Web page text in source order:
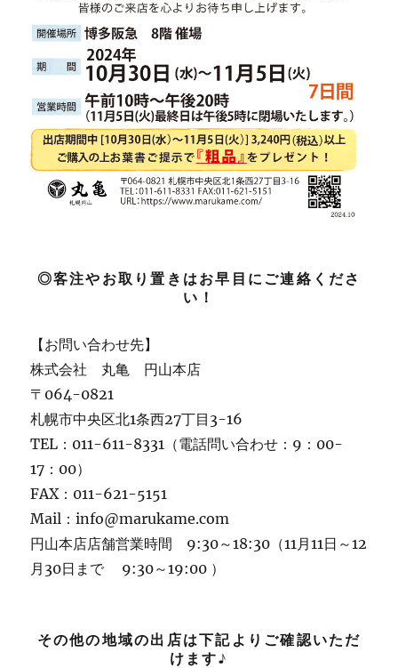
◎客注やお取り置きはお早目にご連絡くださ
い！
【お問い合わせ先】
株式会社 丸亀 円山本店
〒064-0821
札幌市中央区北1条西27丁目3-16
TEL：011-611-8331（電話問い合わせ：9：00-
17：00）
FAX：011-621-5151
Mail：info@marukame.com
円山本店店舗営業時間 9:30～18:30（11月11日～12
月30日まで 9:30～19:00 ）
その他の地域の出店は下記よりご確認いただ
けます♪